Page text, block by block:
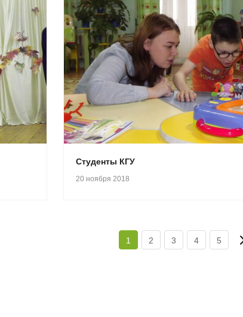
Студенты КГУ
20 ноября 2018
1 2 3 4 5